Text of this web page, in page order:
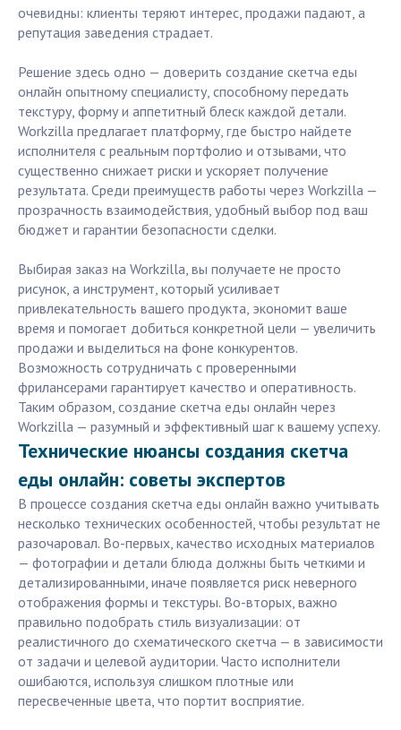
очевидны: клиенты теряют интерес, продажи падают, а
репутация заведения страдает.
Решение здесь одно — доверить создание скетча еды
онлайн опытному специалисту, способному передать
текстуру, форму и аппетитный блеск каждой детали.
Workzilla предлагает платформу, где быстро найдете
исполнителя с реальным портфолио и отзывами, что
существенно снижает риски и ускоряет получение
результата. Среди преимуществ работы через Workzilla —
прозрачность взаимодействия, удобный выбор под ваш
бюджет и гарантии безопасности сделки.
Выбирая заказ на Workzilla, вы получаете не просто
рисунок, а инструмент, который усиливает
привлекательность вашего продукта, экономит ваше
время и помогает добиться конкретной цели — увеличить
продажи и выделиться на фоне конкурентов.
Возможность сотрудничать с проверенными
фрилансерами гарантирует качество и оперативность.
Таким образом, создание скетча еды онлайн через
Workzilla — разумный и эффективный шаг к вашему успеху.
Технические нюансы создания скетча
еды онлайн: советы экспертов
В процессе создания скетча еды онлайн важно учитывать
несколько технических особенностей, чтобы результат не
разочаровал. Во-первых, качество исходных материалов
— фотографии и детали блюда должны быть четкими и
детализированными, иначе появляется риск неверного
отображения формы и текстуры. Во-вторых, важно
правильно подобрать стиль визуализации: от
реалистичного до схематического скетча — в зависимости
от задачи и целевой аудитории. Часто исполнители
ошибаются, используя слишком плотные или
пересвеченные цвета, что портит восприятие.